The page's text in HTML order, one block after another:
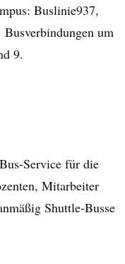
Buslinie937,
um
9.
Service für die
Mitarbeiter
Shuttle­-Busse